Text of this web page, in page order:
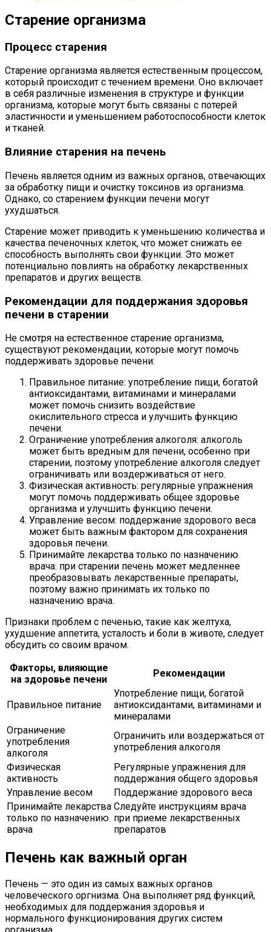
Старение организма
Процесс старения
Старение организма является естественным процессом,
который происходит с течением времени. Оно включает
в себя различные изменения в структуре и функции
организма, которые могут быть связаны с потерей
эластичности и уменьшением работоспособности клеток
и тканей.
Влияние старения на печень
Печень является одним из важных органов, отвечающих
за обработку пищи и очистку токсинов из организма.
Однако, со старением функции печени могут
ухудшаться.
Старение может приводить к уменьшению количества и
качества печеночных клеток, что может снижать ее
способность выполнять свои функции. Это может
потенциально повлиять на обработку лекарственных
препаратов и других веществ.
Рекомендации для поддержания здоровья
печени в старении
Не смотря на естественное старение организма,
существуют рекомендации, которые могут помочь
поддерживать здоровье печени:
Правильное питание: употребление пищи, богатой
антиоксидантами, витаминами и минералами
может помочь снизить воздействие
окислительного стресса и улучшить функцию
печени.
Ограничение употребления алкоголя: алкоголь
может быть вредным для печени, особенно при
старении, поэтому употребление алкоголя следует
ограничивать или воздерживаться от него.
Физическая активность: регулярные упражнения
могут помочь поддерживать общее здоровье
организма и улучшить функцию печени.
Управление весом: поддержание здорового веса
может быть важным фактором для сохранения
здоровья печени.
Принимайте лекарства только по назначению
врача: при старении печень может медленнее
преобразовывать лекарственные препараты,
поэтому важно принимать их только по
назначению врача.
Признаки проблем с печенью, такие как желтуха,
ухудшение аппетита, усталость и боли в животе, следует
обсудить со своим врачом.
Факторы, влияющие
на здоровье печени
Рекомендации
Правильное питание
Употребление пищи, богатой
антиоксидантами, витаминами и
минералами
Ограничение
употребления
алкоголя
Ограничить или воздержаться от
употребления алкоголя
Физическая
активность
Регулярные упражнения для
поддержания общего здоровья
Управление весом
Поддержание здорового веса
Принимайте лекарства
только по назначению
врача
Следуйте инструкциям врача
при приеме лекарственных
препаратов
Печень как важный орган
Печень — это один из самых важных органов
человеческого оргнизма. Она выполняет ряд функций,
необходимых для поддержания здоровья и
нормального функционирования других систем